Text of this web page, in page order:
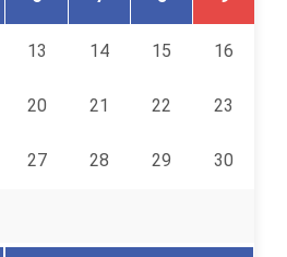
13 14 15 16
20 21 22 23
27 28 29 30